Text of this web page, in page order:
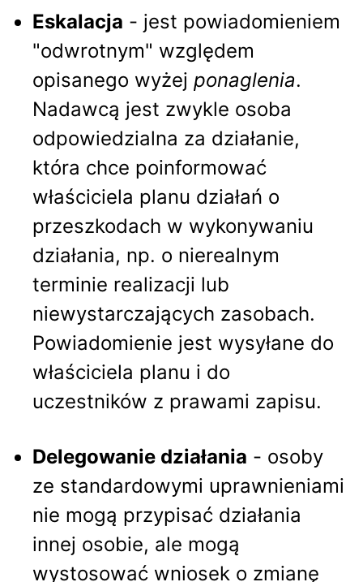
Eskalacja - jest powiadomieniem
"odwrotnym" względem
opisanego wyżej ponaglenia.
Nadawcą jest zwykle osoba
odpowiedzialna za działanie,
która chce poinformować
właściciela planu działań o
przeszkodach w wykonywaniu
działania, np. o nierealnym
terminie realizacji lub
niewystarczających zasobach.
Powiadomienie jest wysyłane do
właściciela planu i do
uczestników z prawami zapisu.
Delegowanie działania - osoby
ze standardowymi uprawnieniami
nie mogą przypisać działania
innej osobie, ale mogą
wystosować wniosek o zmianę